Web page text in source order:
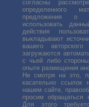
согласны
определенного
предложения о
использовать
действия
выкладывают
вашего
загружаются
с чьей либо
опыте размещения
Не смотря на это,
касательно
нашем сайте,
просим
Для этого